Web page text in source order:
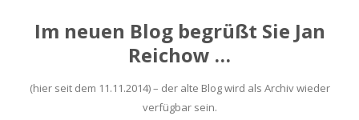
Im neuen Blog begrüßt Sie Jan
Reichow …
(hier seit dem 11.11.2014) – der alte Blog wird als Archiv wieder
verfügbar sein.